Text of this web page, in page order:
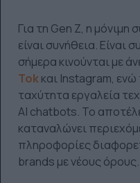
Για τη Gen Z, η μόνιμη
είναι συνήθεια. Είναι
σήμερα κινούνται με
Tokκαι Instagram,
ταχύτητα εργαλεία
AI chatbots. Το
καταναλώνει
πληροφορίες
brands με νέους όρους.